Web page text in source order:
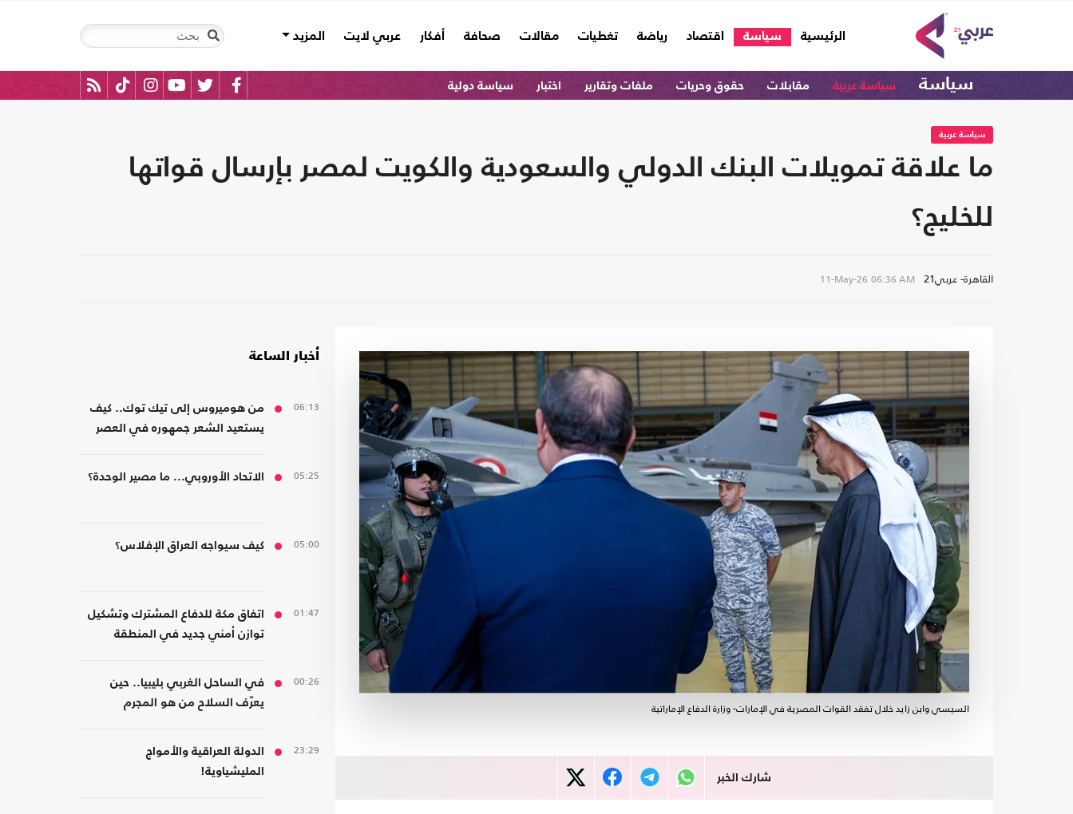
الرئيسية
(current) سياسة اقتصاد رياضة تغطيات مقالات صحافة أفكار عربي لايت المزيد
سياسة سياسة عربية مقابلات حقوق وحريات ملفات وتقارير اختبار سياسة دولية
سياسة عربية
ما علاقة تمويلات البنك الدولي والسعودية والكويت لمصر بإرسال قواتها
للخليج؟
القاهرة- عربي21 11-May-26 06:36 AM
السيسي وابن زايد خلال تفقد القوات المصرية في الإمارات- وزارة الدفاع الإماراتية
شارك الخبر
أخبار الساعة
06:13
من هوميروس إلى تيك توك.. كيف
يستعيد الشعر جمهوره في العصر
05:25 الاتحاد الأوروبي... ما مصير الوحدة؟
05:00 كيف سيواجه العراق الإفلاس؟
01:47
اتفاق مكة للدفاع المشترك وتشكيل
توازن أمني جديد في المنطقة
00:26
في الساحل الغربي بليبيا.. حين
يعرّف السلاح من هو المجرم
23:29
الدولة العراقية والأمواج
المليشياوية!